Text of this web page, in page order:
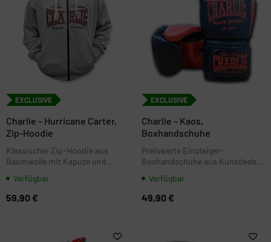
EXCLUSIVE
Charlie – Hurricane Carter,
Zip-Hoodie
Klassischer Zip-Hoodie aus
Baumwolle mit Kapuze und
Perfekt für Warm-up,
Trainingstage und Alltag.
Verfügbar
59,90 €
EXCLUSIVE
Charlie – Kaos,
Boxhandschuhe
Preiswerte Einsteiger-
Boxhandschuhe aus Kunstleder
Training
Verfügbar
49,90 €